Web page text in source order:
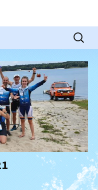
Zoeken
naar: